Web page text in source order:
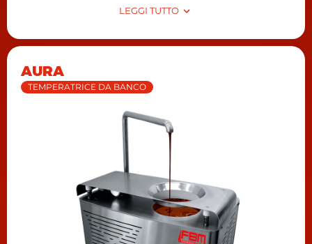
, FBM produce 2 modelli di
temperaggio grazie ad un software
appositamente creato a hoc per questo sistema
di tempera. Fbm produce temperatrici continue
temperatrice è una temperatrice da banco di
4kg, mentre la più grande è una temperatrice
per laboratori industriali con vasca di 100kg che
può arrivare ad una produttività oraria di 400kg
cioccolato temperatoad ora. per i modelli di
temperatrici maggiori Fbm ha creato un
software che riesce a gestire anche tre stadi di
LEGGI TUTTO
AURA
TEMPERATRICE DA BANCO